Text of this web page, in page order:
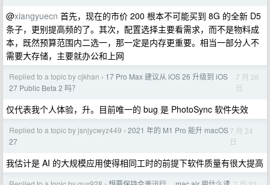
@xiangyuecn 首先，现在的市价 200 根本不可能买到 8G 的全新 D5
条子，更别提高频的了。其次，配置选择主要看需求，而不是物料成
本，既然预算范围内二选一，那一定是内存更重要。相当一部分人不
需要大存储，主要就办公和上网
Replied to a topic by cjkhan › 17 Pro Max 建议从 iOS 26 升级到 iOS
27 Public Beta 2 吗？
7 月 26
日
仅代表我个人体验，升。目前唯一的 bug 是 PhotoSync 软件失效
Replied to a topic by jsnjycwyz449 › 2021 年的 M1 Pro 能升 macOS
27
7 月 24
日
我估计是 AI 的大规模应用使得相同工时的前提下软件质量有很大提高